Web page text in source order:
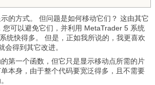
的方式。 但问题是如何移动它们？ 这由其它
您可以避免它们，并利用 MetaTrader 5 系统
统快得多。 但是，正如我所说的，我更喜欢
会得到其它改进。
第一个函数，但它只是显示移动点所需的片
本身，由于整个代码要宽泛得多，且不需要